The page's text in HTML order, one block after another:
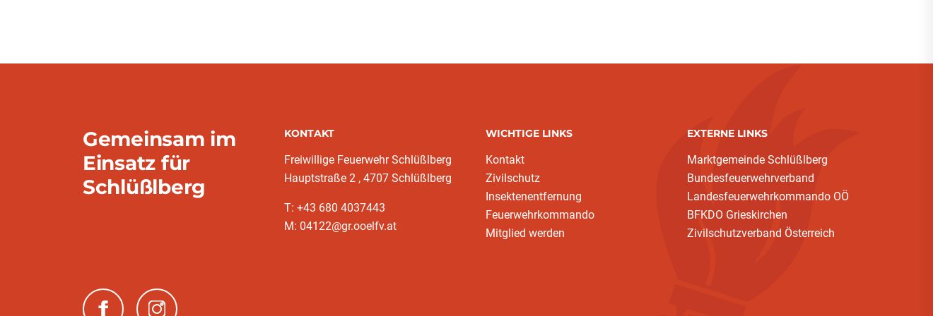
Gemeinsam im
Einsatz für
Schlüßlberg
KONTAKT
Freiwillige Feuerwehr Schlüßlberg
Hauptstraße 2 , 4707 Schlüßlberg
T: +43 680 4037443
M: 04122@gr.ooelfv.at
WICHTIGE LINKS
Kontakt(current)
Zivilschutz
Insektenentfernung
Feuerwehrkommando
Mitglied werden
EXTERNE LINKS
Marktgemeinde Schlüßlberg
Bundesfeuerwehrverband
Landesfeuerwehrkommando OÖ
BFKDO Grieskirchen
Zivilschutzverband Österreich